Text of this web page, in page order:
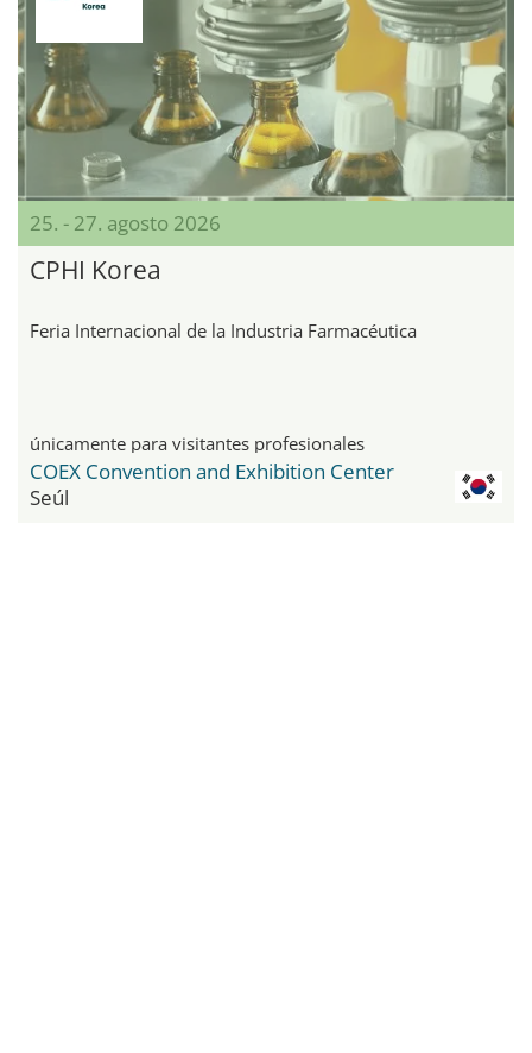
25. - 27. agosto 2026
CPHI Korea
Feria Internacional de la Industria Farmacéutica
únicamente para visitantes profesionales
COEX Convention and Exhibition Center
Seúl